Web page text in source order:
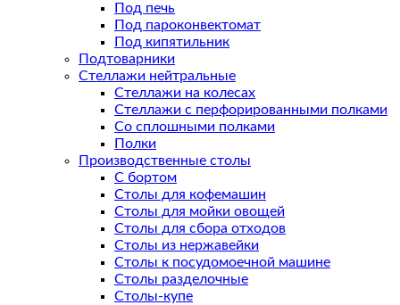
Под печь
Под пароконвектомат
Под кипятильник
Подтоварники
Стеллажи нейтральные
Стеллажи на колесах
Стеллажи с перфорированными полками
Со сплошными полками
Полки
Производственные столы
С бортом
Столы для кофемашин
Столы для мойки овощей
Столы для сбора отходов
Столы из нержавейки
Столы к посудомоечной машине
Столы разделочные
Столы-купе